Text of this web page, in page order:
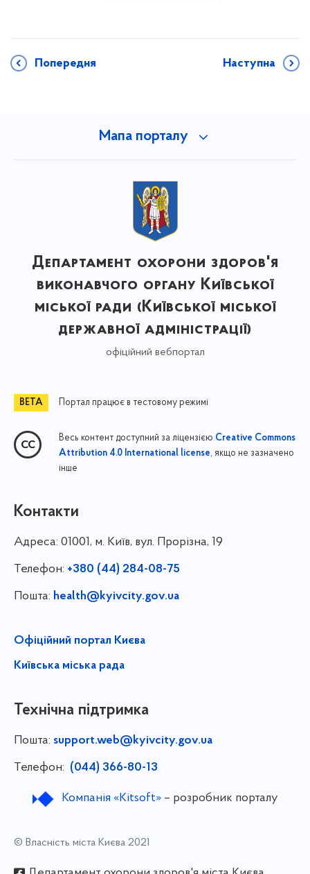
Попередня Наступна
Мапа порталу
Департамент охорони здоров'я
виконавчого органу Київської
міської ради (Київської міської
державної адміністрації)
офіційний вебпортал
Портал працює в тестовому режимі
Весь контент доступний за ліцензією Creative Commons
Attribution 4.0 International license, якщо не зазначено
інше
Контакти
Адреса: 01001, м. Київ, вул. Прорізна, 19
Телефон: +380 (44) 284-08-75
Пошта: health@kyivcity.gov.ua
Офіційний портал Києва
Київська міська рада
Технічна підтримка
Пошта: support.web@kyivcity.gov.ua
Телефон: (044) 366-80-13
Компанія «Kitsoft»– розробник порталу
© Власність міста Києва 2021